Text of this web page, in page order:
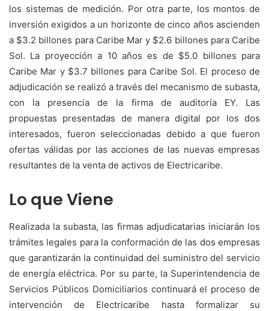
los sistemas de medición. Por otra parte, los montos de
inversión exigidos a un horizonte de cinco años ascienden
a $3.2 billones para Caribe Mar y $2.6 billones para Caribe
Sol. La proyección a 10 años es de $5.0 billones para
Caribe Mar y $3.7 billones para Caribe Sol. El proceso de
adjudicación se realizó a través del mecanismo de subasta,
con la presencia de la firma de auditoría EY. Las
propuestas presentadas de manera digital por los dos
interesados, fueron seleccionadas debido a que fueron
ofertas válidas por las acciones de las nuevas empresas
resultantes de la venta de activos de Electricaribe.
Lo que Viene
Realizada la subasta, las firmas adjudicatarias iniciarán los
trámites legales para la conformación de las dos empresas
que garantizarán la continuidad del suministro del servicio
de energía eléctrica. Por su parte, la Superintendencia de
Servicios Públicos Domiciliarios continuará el proceso de
intervención de Electricaribe hasta formalizar su